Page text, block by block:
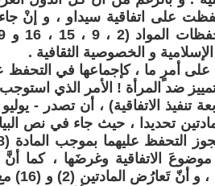
على اتفاقية سيداو ، و إنْ
و الخصوصية الثقافية .
ضد المرأة ! الأمر الذي استوجب
الاتفاقية وغرضَها ، كما أنَّ
لأحكام